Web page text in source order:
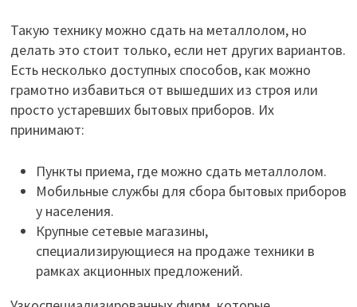
Такую технику можно сдать на металлолом, но
делать это стоит только, если нет других вариантов.
Есть несколько доступных способов, как можно
грамотно избавиться от вышедших из строя или
просто устаревших бытовых приборов. Их
принимают:
Пункты приема, где можно сдать металлолом.
Мобильные службы для сбора бытовых приборов
у населения.
Крупные сетевые магазины,
специализирующиеся на продаже техники в
рамках акционных предложений.